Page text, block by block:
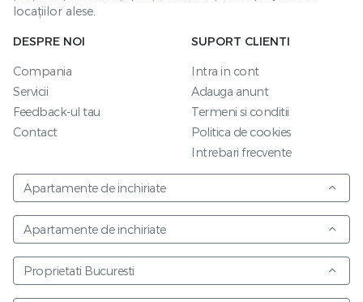
locațiilor alese.
DESPRE NOI
Compania
Servicii
Feedback-ul tau
Contact
SUPORT CLIENTI
Intra in cont
Adauga anunt
Termeni si conditii
Politica de cookies
Intrebari frecvente
Apartamente de inchiriate
Apartamente de inchiriate
Proprietati Bucuresti